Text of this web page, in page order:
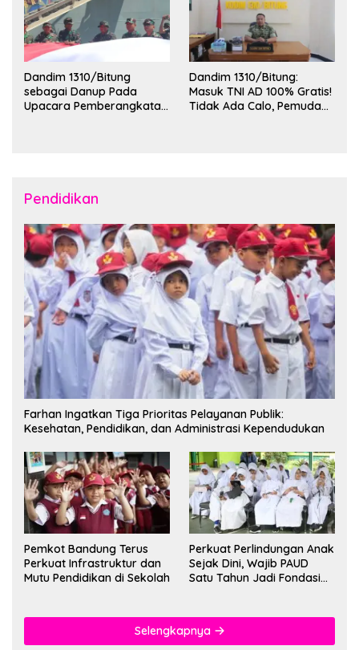
Dandim 1310/Bitung
sebagai Danup Pada
Upacara Pemberangkatan
Dandim 1310/Bitung:
Masuk TNI AD 100% Gratis!
Tidak Ada Calo, Pemuda
Pendidikan
Farhan Ingatkan Tiga Prioritas Pelayanan Publik:
Kesehatan, Pendidikan, dan Administrasi Kependudukan
Pemkot Bandung Terus
Perkuat Infrastruktur dan
Mutu Pendidikan di Sekolah
Perkuat Perlindungan Anak
Sejak Dini, Wajib PAUD
Satu Tahun Jadi Fondasi
Selengkapnya